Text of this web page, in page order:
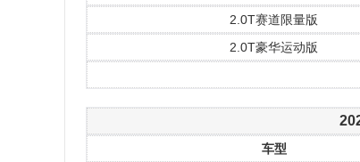
2.0T赛道限量版
2.0T豪华运动版
车型